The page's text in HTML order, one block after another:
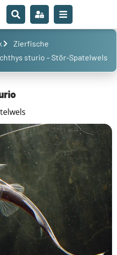
Zierfische
sturio – Stör-Spatelwels